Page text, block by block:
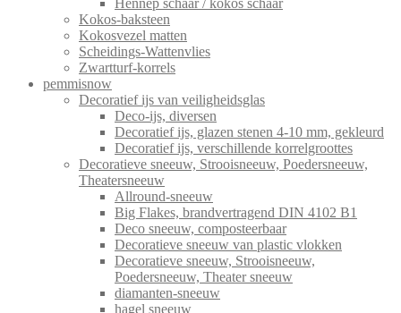
Kokos-baksteen
Kokosvezel matten
Scheidings-Wattenvlies
Zwartturf-korrels
pemmisnow
Decoratief ijs van veiligheidsglas
Deco-ijs, diversen
Decoratief ijs, glazen stenen 4-10 mm, gekleurd
Decoratief ijs, verschillende korrelgroottes
Decoratieve sneeuw, Strooisneeuw, Poedersneeuw,
Theatersneeuw
Allround-sneeuw
Big Flakes, brandvertragend DIN 4102 B1
Deco sneeuw, composteerbaar
Decoratieve sneeuw van plastic vlokken
Decoratieve sneeuw, Strooisneeuw,
Poedersneeuw, Theater sneeuw
diamanten-sneeuw
hagel sneeuw